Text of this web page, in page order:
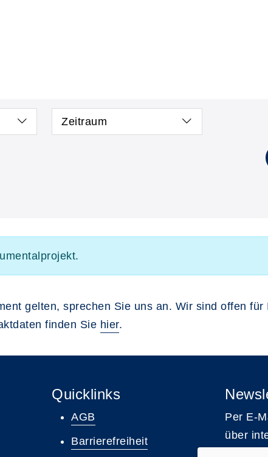
Zeitraum
gelten, sprechen Sie uns an. Wir sind offen für
finden Sie hier.
Quicklinks
AGB
Barrierefreiheit
Per E-
über